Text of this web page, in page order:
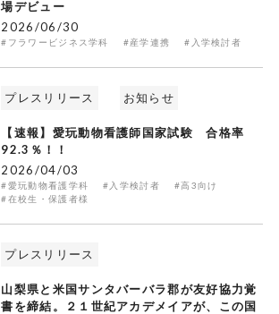
場デビュー
2026/06/30
#フラワービジネス学科 #産学連携 #入学検討者
プレスリリース お知らせ
【速報】愛玩動物看護師国家試験 合格率
92.3％！！
2026/04/03
#愛玩動物看護学科 #入学検討者
#高3向け
#在校生・保護者様
プレスリリース
山梨県と米国サンタバーバラ郡が友好協力覚
書を締結。２１世紀アカデメイアが、この国